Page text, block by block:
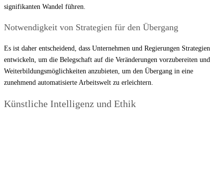
signifikanten Wandel führen.
Notwendigkeit von Strategien für den Übergang
Es ist daher entscheidend, dass Unternehmen und Regierungen Strategien
entwickeln, um die Belegschaft auf die Veränderungen vorzubereiten und
Weiterbildungsmöglichkeiten anzubieten, um den Übergang in eine
zunehmend automatisierte Arbeitswelt zu erleichtern.
Künstliche Intelligenz und Ethik